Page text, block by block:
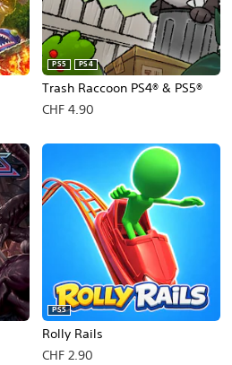
Trash Raccoon PS4® & PS5®
PS5 PS4
CHF 4.90
Rolly Rails
PS5
CHF 2.90